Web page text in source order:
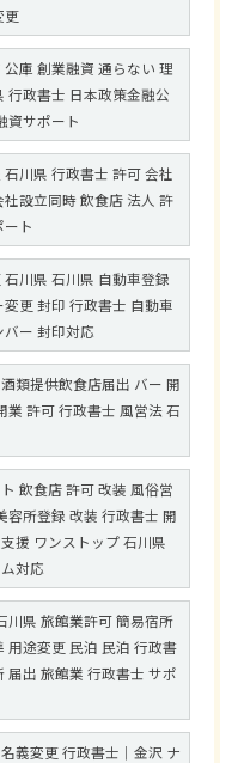
更
庫 創業融資 通らない 理
行政書士 日本政策金融公
資サポート
川県 行政書士 許可 会社
設立同時 飲食店 法人 許
ト
川県 石川県 自動車登録
更 封印 行政書士 自動車
ー 封印対応
類提供飲食店届出 バー 開
業 許可 行政書士 風営法 石
飲食店 許可 改装 風俗営
容所登録 改装 行政書士 開
援 ワンストップ 石川県
対応
川県 旅館業許可 簡易宿所
用途変更 民泊 民泊 行政書
届出 旅館業 行政書士 サポ
義変更 行政書士｜金沢 ナ